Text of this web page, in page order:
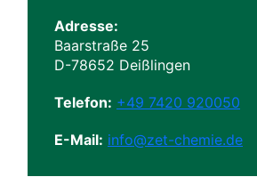
Adresse:
Baarstraße 25
D-78652 Deißlingen
Telefon: +49 7420 920050
E-Mail: info@zet-chemie.de